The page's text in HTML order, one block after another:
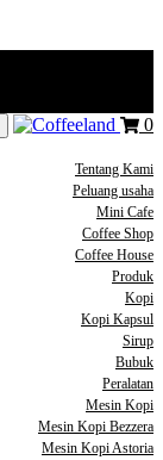
0
Tentang Kami
Peluang usaha
Mini Cafe
Coffee Shop
Coffee House
Produk
Kopi
Kopi Kapsul
Sirup
Bubuk
Peralatan
Mesin Kopi
Mesin Kopi Bezzera
Mesin Kopi Astoria